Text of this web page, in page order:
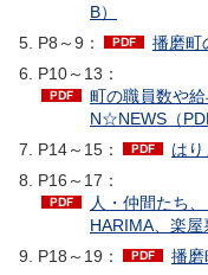
B）
P8～9：
播磨町
P10～13：
町の職員数や
N☆NEWS（
P14～15：
は
P16～17：
人・仲間たち
HARIMA、楽屋
P18～19：
播磨